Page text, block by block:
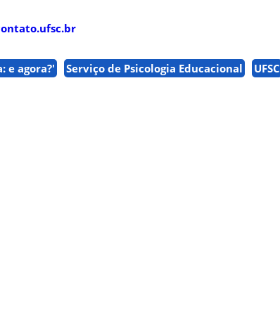
e agora?' Serviço de Psicologia Educacional UFSC